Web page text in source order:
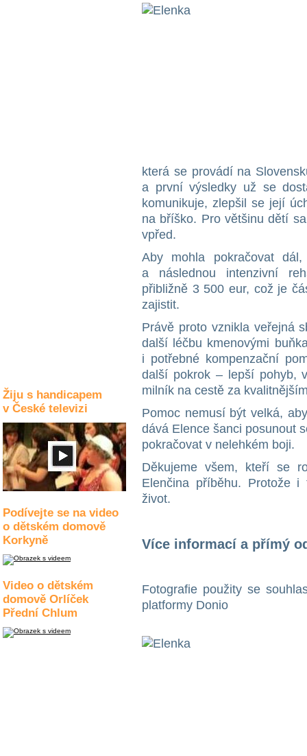
Žiju s handicapem
v České televizi
Podívejte se na video
o dětském domově
Korkyně
Video o dětském
domově Orlíček
Přední Chlum
která se provádí na
a první výsledky už se
komunikuje, zlepšil se její
na bříško. Pro většinu dětí
vpřed.
Aby mohla pokračovat
a následnou intenzivní
přibližně 3 500 eur, což je
zajistit.
Právě proto vznikla veřejná
další léčbu kmenovými
i potřebné kompenzační
další pokrok – lepší pohyb,
milník na cestě za
Pomoc nemusí být velká,
dává Elence šanci posunout
pokračovat v nelehkém boji.
Děkujeme všem, kteří se
Elenčina příběhu. Protože
život.
Více informací a přímý
Fotografie použity se
platformy Donio